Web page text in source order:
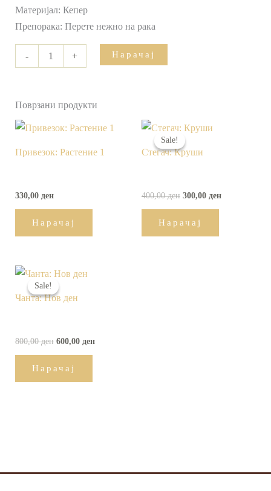
Материјал: Кепер
Препорака: Перете нежно на рака
- + Нарачај
Поврзани продукти
Привезок: Растение 1
330,00 ден
Нарачај
Sale!
Sale!
Стегач: Круши
400,00ден
Original
price
was:
400,00 ден.
300,00 ден
Нарачај
Sale!
Sale!
Чанта: Нов ден
800,00ден
Original
price
was:
800,00 ден.
600,00 ден
Нарачај